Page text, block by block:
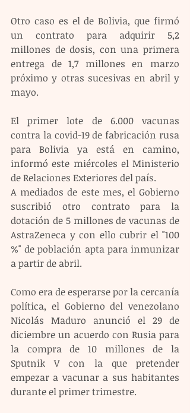
Otro caso es el de Bolivia, que firmó
un contrato para adquirir 5,2
millones de dosis, con una primera
entrega de 1,7 millones en marzo
próximo y otras sucesivas en abril y
mayo.
El primer lote de 6.000 vacunas
contra la covid-19 de fabricación rusa
para Bolivia ya está en camino,
informó este miércoles el Ministerio
de Relaciones Exteriores del país.
A mediados de este mes, el Gobierno
suscribió otro contrato para la
dotación de 5 millones de vacunas de
AstraZeneca y con ello cubrir el "100
%" de población apta para inmunizar
a partir de abril.
Como era de esperarse por la cercanía
política, el Gobierno del venezolano
Nicolás Maduro anunció el 29 de
diciembre un acuerdo con Rusia para
la compra de 10 millones de la
Sputnik V con la que pretender
empezar a vacunar a sus habitantes
durante el primer trimestre.